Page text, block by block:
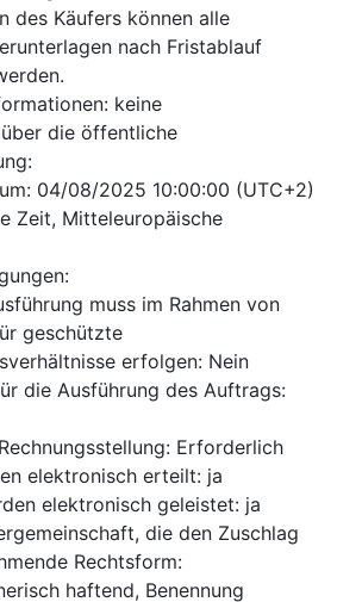
des Käufers können alle
nach Fristablauf
: keine
die öffentliche
:
: 04/08/2025 10:00:00 (UTC+2)
Zeit, Mitteleuropäische
:
muss im Rahmen von
geschützte
erfolgen: Nein
die Ausführung des Auftrags:
: Erforderlich
elektronisch erteilt: ja
elektronisch geleistet: ja
die den Zuschlag
Rechtsform:
haftend, Benennung